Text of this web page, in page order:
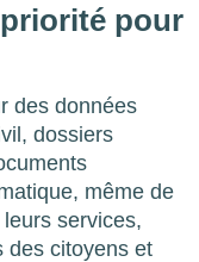
pour
des données
dossiers
même de
services,
des citoyens et